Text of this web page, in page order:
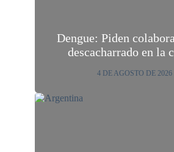
Dengue: Piden
descacharrado en la
4 DE AGOSTO DE 2026